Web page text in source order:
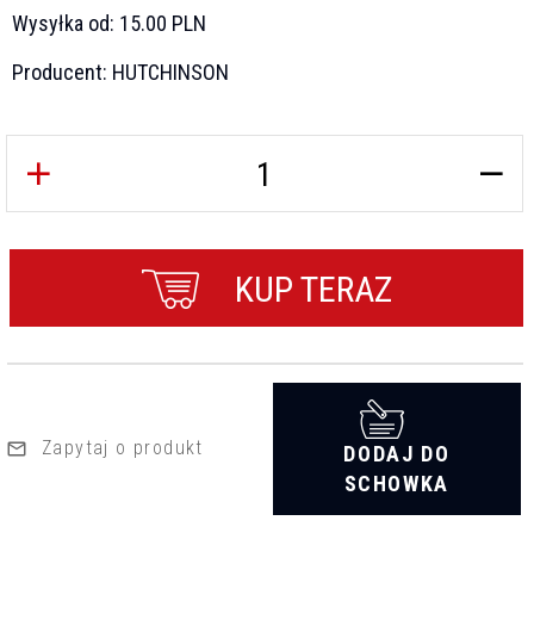
Wysyłka od: 15.00 PLN
Producent: HUTCHINSON
KUP TERAZ
Zapytaj o produkt
DODAJ DO
SCHOWKA